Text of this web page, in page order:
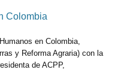
Colombia
en Colombia,
y Reforma Agraria) con la
de ACPP,